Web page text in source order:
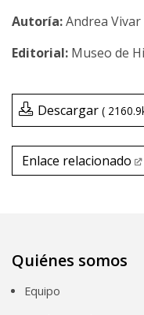
Andrea
Museo de
Descargar
Enlace relacionado
Quiénes somos
Equipo